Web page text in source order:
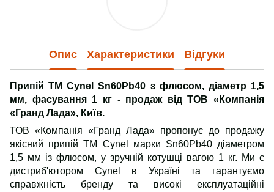
Опис Характеристики Відгуки
Припій ТМ Cynel Sn60Pb40 з флюсом, діаметр 1,5
мм, фасування 1 кг - продаж від ТОВ «Компанія
«Гранд Лада», Київ.
ТОВ «Компанія «Гранд Лада» пропонує до продажу
якісний припій ТМ Cynel марки Sn60Pb40 діаметром
1,5 мм із флюсом, у зручній котушці вагою 1 кг. Ми є
дистриб'ютором Cynel в Україні та гарантуємо
справжність бренду та високі експлуатаційні